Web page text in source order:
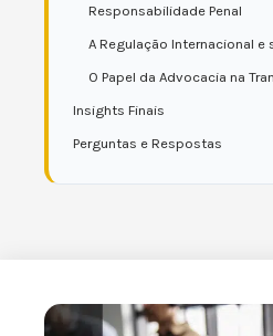
Responsabilidade Penal
A Regulação Internacional e
O Papel da Advocacia na
Insights Finais
Perguntas e Respostas